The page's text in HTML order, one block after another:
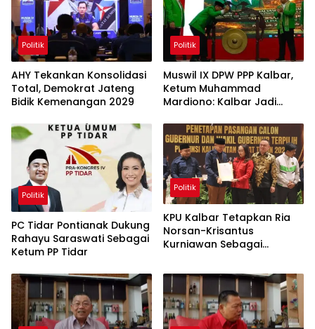
Politik
AHY Tekankan Konsolidasi
Total, Demokrat Jateng
Bidik Kemenangan 2029
Politik
Muswil IX DPW PPP Kalbar,
Ketum Muhammad
Mardiono: Kalbar Jadi
Politik
PC Tidar Pontianak Dukung
Rahayu Saraswati Sebagai
Ketum PP Tidar
Politik
KPU Kalbar Tetapkan Ria
Norsan-Krisantus
Kurniawan Sebagai
Kalbar Terpilih